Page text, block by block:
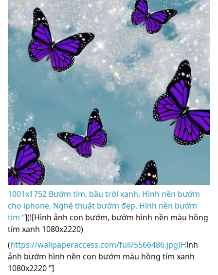
1001x1752 Bướm tím, bầu trời xanh. Hình nền bướm
cho iphone, Nghệ thuật bướm đẹp, Hình nền bướm
tím “](![Hình ảnh con bướm, bướm hình nền màu hồng
tím xanh 1080x2220)
(https://wallpaperaccess.com/full/5566486.jpg)Hình
ảnh bướm hình nền con bướm màu hồng tím xanh
1080x2220 “]